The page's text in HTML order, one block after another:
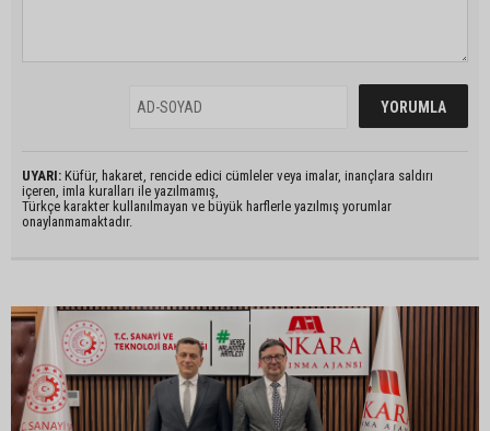
UYARI: Küfür, hakaret, rencide edici cümleler veya imalar, inançlara saldırı
içeren, imla kuralları ile yazılmamış,
Türkçe karakter kullanılmayan ve büyük harflerle yazılmış yorumlar
onaylanmamaktadır.